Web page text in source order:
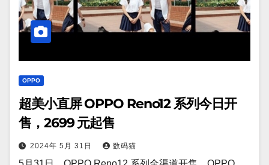
OPPO
超美小直屏 OPPO Reno12 系列今日开
售，2699 元起售
2024年 5月 31日 数码猫